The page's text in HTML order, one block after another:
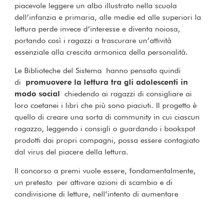
piacevole leggere un albo illustrato nella scuola
dell’infanzia e primaria, alle medie ed alle superiori la
lettura perde invece d’interesse e diventa noiosa,
portando così i ragazzi a trascurare un’attività
essenziale alla crescita armonica della personalità.
Le Biblioteche del Sistema hanno pensato quindi
di promuovere la lettura tra gli adolescenti in
modo social chiedendo ai ragazzi di consigliare ai
loro coetanei i libri che più sono piaciuti. Il progetto è
quello di creare una sorta di community in cui ciascun
ragazzo, leggendo i consigli o guardando i bookspot
prodotti dai propri compagni, possa essere contagiato
dal virus del piacere della lettura.
Il concorso a premi vuole essere, fondamentalmente,
un pretesto per attivare azioni di scambio e di
condivisione di letture, nell’intento di aumentare